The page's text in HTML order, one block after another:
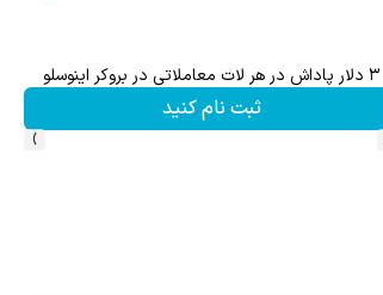
میتونی از بالا رفتن ارزش سهام گوگل سود کسب کنی؟
ثبت نام کنید
›